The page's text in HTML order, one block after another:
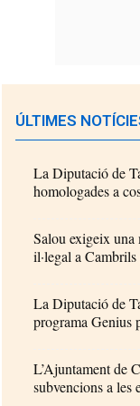
ÚLTIMES
La Diputació de
homologades a
Salou exigeix una
il·legal a Cambrils
La Diputació de
programa Genius
L’Ajuntament de
subvencions a les